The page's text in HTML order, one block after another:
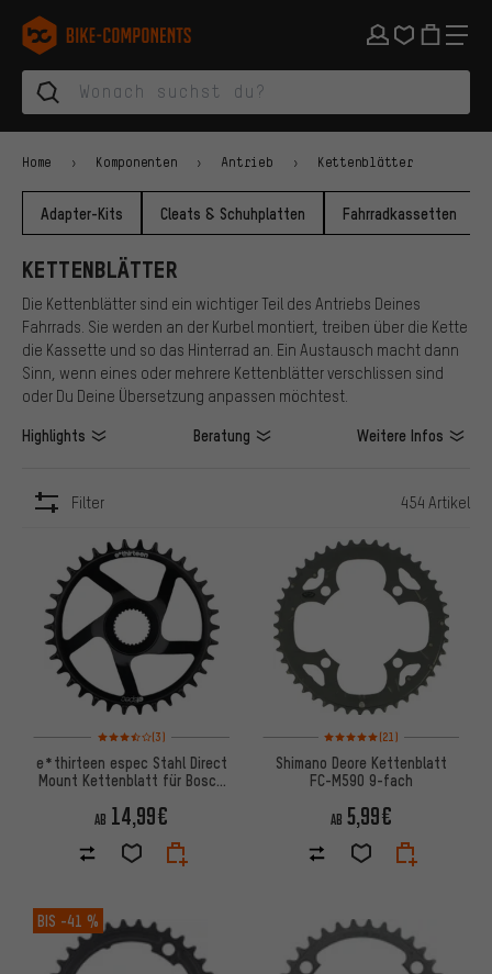
Zur Hauptnavigation springen
Zur Kategorienavigation springen
Zum Inhalt springen
Zu Marken und Newsletter springen
Zur Fußzeile springen
bike-components.de Startseite
Home Komponenten Antrieb Kettenblätter
Adapter-Kits Cleats & Schuhplatten Fahrradkassetten
KETTENBLÄTTER
Die Kettenblätter sind ein wichtiger Teil des Antriebs Deines
Fahrrads. Sie werden an der Kurbel montiert, treiben über die Kette
die Kassette und so das Hinterrad an. Ein Austausch macht dann
Sinn, wenn eines oder mehrere Kettenblätter verschlissen sind
oder Du Deine Übersetzung anpassen möchtest.
Highlights Beratung Weitere Infos
Filter 454 Artikel
Bewertungen: 3,5 von 5 basierend auf 3 Bewertungen
(3)
e*thirteen espec Stahl Direct
Mount Kettenblatt für Bosch
AB 14,99€
Bewertungen: 5 von 5
(21)
Shimano Deore Kettenblatt
FC-M590 9-fach
AB 5,99€
BIS -41 %